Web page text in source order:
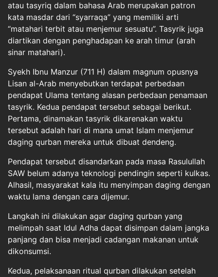
atau tasyriq dalam bahasa Arab merupakan patron
kata masdar dari “syarraqa” yang memiliki arti
“matahari terbit atau menjemur sesuatu”. Tasyrik juga
diartikan dengan penghadapan ke arah timur (arah
sinar matahari).
Syekh Ibnu Manzur (711 H) dalam magnum opusnya
Lisan al-Arab menyebutkan terdapat perbedaan
pendapat Ulama tentang alasan perbedaan penamaan
tasyrik. Kedua pendapat tersebut sebagai berikut.
Pertama, dinamakan tasyrik dikarenakan waktu
tersebut adalah hari di mana umat Islam menjemur
daging qurban mereka untuk dibuat dendeng.
Pendapat tersebut disandarkan pada masa Rasulullah
SAW belum adanya teknologi pendingin seperti kulkas.
Alhasil, masyarakat kala itu menyimpan daging dengan
waktu lama dengan cara dijemur.
Langkah ini dilakukan agar daging qurban yang
melimpah saat Idul Adha dapat disimpan dalam jangka
panjang dan bisa menjadi cadangan makanan untuk
dikonsumsi.
Kedua, pelaksanaan ritual qurban dilakukan setelah